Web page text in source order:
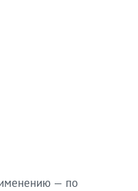
— по